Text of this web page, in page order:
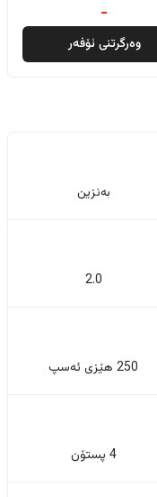
-
وەرگرتنی ئۆفەر
بەنزین
2.0
250 هێزی ئەسپ
4 پستۆن